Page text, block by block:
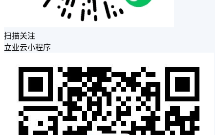
扫描关注
立业云小程序